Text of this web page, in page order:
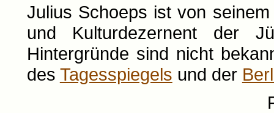
Julius Schoeps ist von
und Kulturdezernent der
Hintergründe sind nicht
des Tagesspiegels und der